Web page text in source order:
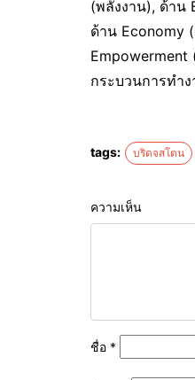
(พลังงาน), ด้าน
ด้าน Economy
Empowerment
กระบวนการทำ
tags: บริดจสโตน
ความเห็น
ชื่อ *